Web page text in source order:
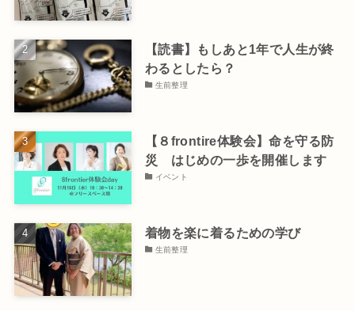
【読書】もしあと1年で人生が終
わるとしたら？
生前整理
【８frontire体験会】命を守る防
災 はじめの一歩を開催します
イベント
着物を楽に着るための学び
生前整理